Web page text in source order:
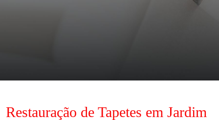
Restauração de Tapetes em Jardim